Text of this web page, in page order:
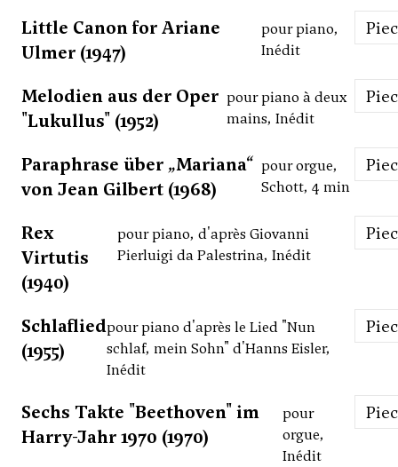
Little Canon for Ariane
Ulmer (1947)
pour piano,
Inédit
Melodien aus der Oper
"Lukullus" (1952)
pour piano à deux
mains, Inédit
Paraphrase über „Mariana“
von Jean Gilbert (1968)
pour orgue,
Schott, 4 min
Rex
Virtutis
(1940)
pour piano, d'après Giovanni
Pierluigi da Palestrina, Inédit
Schlaflied
(1955)
pour piano d'après le Lied "Nun
schlaf, mein Sohn" d'Hanns Eisler,
Inédit
Sechs Takte "Beethoven" im
Harry-Jahr 1970 (1970)
pour
orgue,
Inédit